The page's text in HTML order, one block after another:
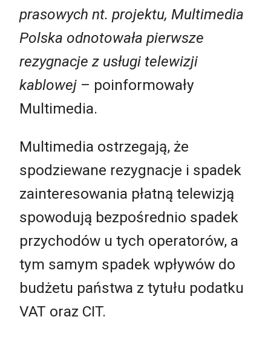
prasowych nt. projektu, Multimedia
Polska odnotowała pierwsze
rezygnacje z usługi telewizji
kablowej – poinformowały
Multimedia.
Multimedia ostrzegają, że
spodziewane rezygnacje i spadek
zainteresowania płatną telewizją
spowodują bezpośrednio spadek
przychodów u tych operatorów, a
tym samym spadek wpływów do
budżetu państwa z tytułu podatku
VAT oraz CIT.